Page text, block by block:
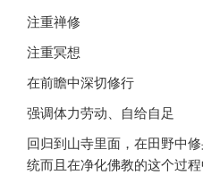
注重禅修
注重冥想
在前瞻中深切修行
强调体力劳动、自给自足
回归到山寺里面，在田野中
统而且在净化佛教的这个过